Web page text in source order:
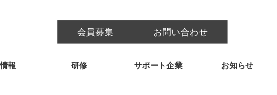
会員募集 お問い合わせ
報 研修 サポート企業 お知らせ